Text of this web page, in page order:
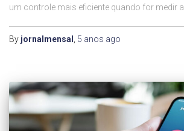
um controle mais eficiente quando for medir a
By jornalmensal , 5 anos ago